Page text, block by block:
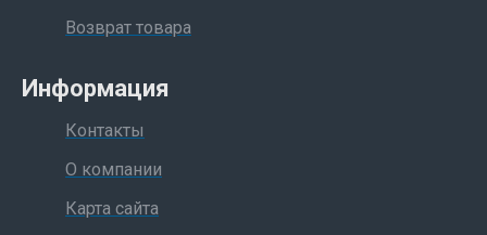
Возврат товара
Информация
Контакты
О компании
Карта сайта